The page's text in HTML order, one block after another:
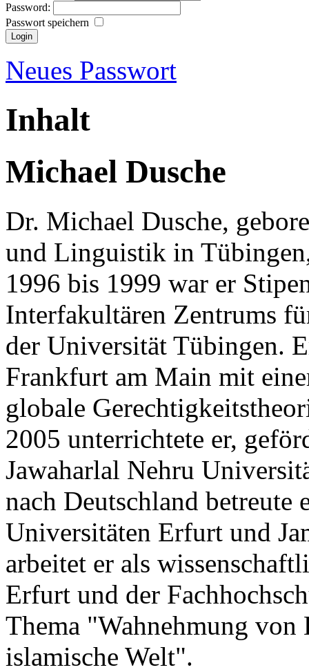
Password:
Passwort speichern
Neues Passwort
Inhalt
Michael Dusche
Dr. Michael Dusche,
und Linguistik in
1996 bis 1999 war er
Interfakultären Zentrums
der Universität Tübingen.
Frankfurt am Main mit
globale
2005 unterrichtete er,
Jawaharlal Nehru
nach Deutschland
Universitäten Erfurt und
arbeitet er als
Erfurt und der
Thema "Wahnehmung
islamische Welt".